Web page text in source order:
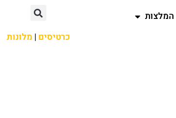
המלצות
כרטיסים | מלונות